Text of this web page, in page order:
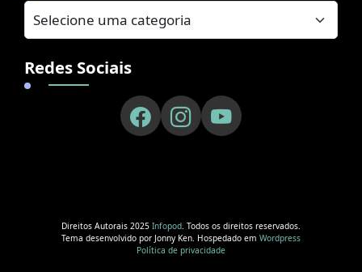
Redes Sociais
Direitos Autorais 2025 Infopod. Todos os direitos reservados.
Tema desenvolvido por Jonny Ken. Hospedado em Wordpress
Política de privacidade